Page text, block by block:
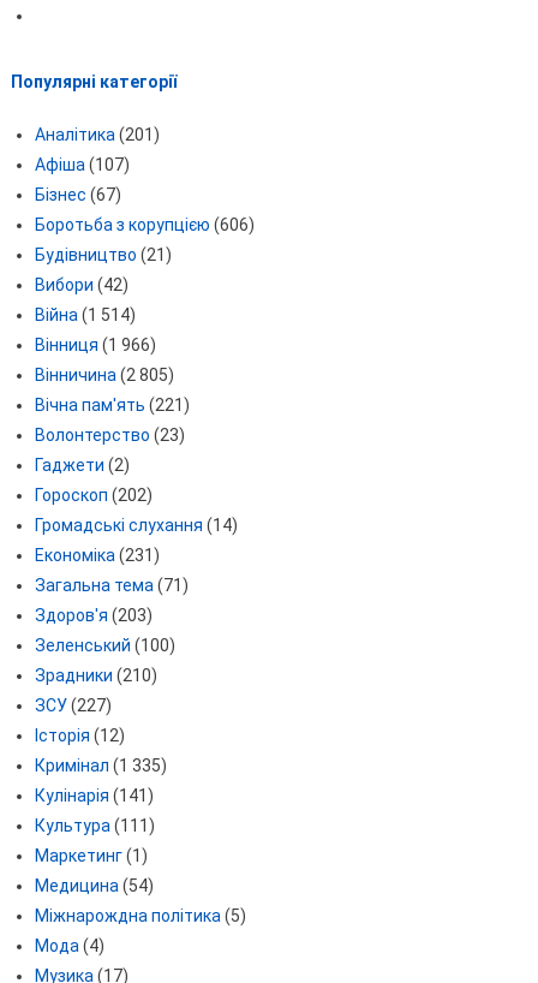
Популярні категорії
Аналітика (201)
Афіша (107)
Бізнес (67)
Боротьба з корупцією (606)
Будівництво (21)
Вибори (42)
Війна (1 514)
Вінниця (1 966)
Вінничина (2 805)
Вічна пам'ять (221)
Волонтерство (23)
Гаджети (2)
Гороскоп (202)
Громадські слухання (14)
Економіка (231)
Загальна тема (71)
Здоров'я (203)
Зеленський (100)
Зрадники (210)
ЗСУ(227)
Історія (12)
Кримінал (1 335)
Кулінарія (141)
Культура (111)
Маркетинг(1)
Медицина (54)
Міжнарождна політика (5)
Мода (4)
Музика (17)